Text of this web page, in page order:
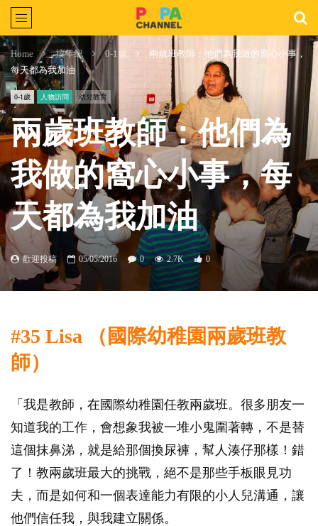
Home 按年紀 0-1歲
兩歲班教師：他們為我做的窩心小事，
每天都為我加油
0-1歲 人物訪問 幼兒教育
兩歲班教師：他們為
我做的窩心小事，每
天都為我加油
歡迎投稿 05/05/2016 0 2.7K 0
#35 Lisa （國際幼稚園兩歲班教
師）
「我是教師，在國際幼稚園任教兩歲班。很多朋友一
知道我的工作，會想象我被一堆小鬼圍著轉，不是替
這個抹鼻涕，就是給那個換尿褲，幫人湊仔那樣！錯
了！教兩歲班最大的挑戰，絕不是那些手板眼見功
夫，而是如何和一個表達能力有限的小人兒溝通，讓
他們信任我，與我建立關係。